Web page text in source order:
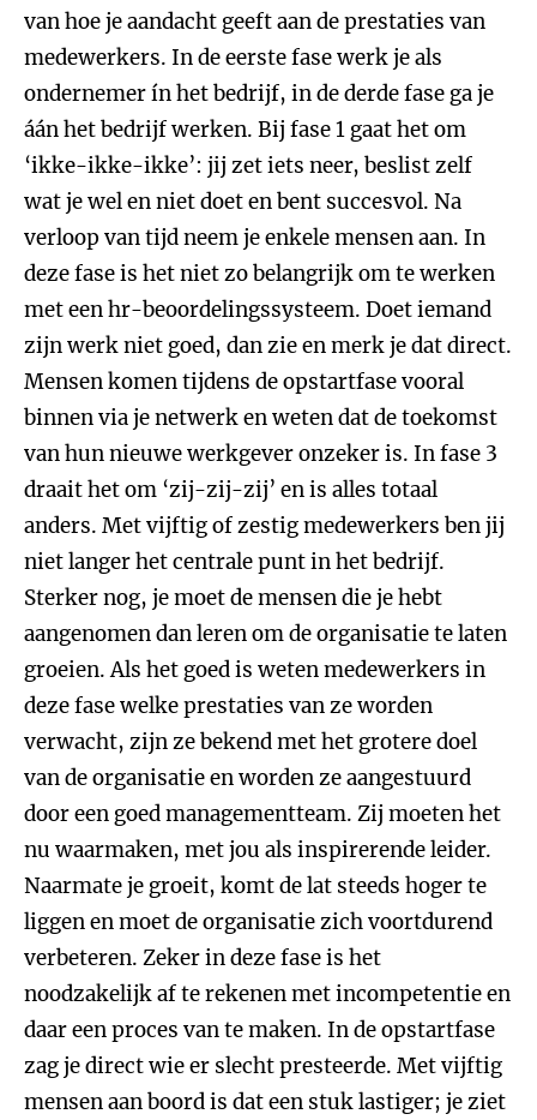
van hoe je aandacht geeft aan de prestaties van
medewerkers. In de eerste fase werk je als
ondernemer ín het bedrijf, in de derde fase ga je
áán het bedrijf werken. Bij fase 1 gaat het om
‘ikke-ikke-ikke’: jij zet iets neer, beslist zelf
wat je wel en niet doet en bent succesvol. Na
verloop van tijd neem je enkele mensen aan. In
deze fase is het niet zo belangrijk om te werken
met een hr-beoordelingssysteem. Doet iemand
zijn werk niet goed, dan zie en merk je dat direct.
Mensen komen tijdens de opstartfase vooral
binnen via je netwerk en weten dat de toekomst
van hun nieuwe werkgever onzeker is. In fase 3
draait het om ‘zij-zij-zij’ en is alles totaal
anders. Met vijftig of zestig medewerkers ben jij
niet langer het centrale punt in het bedrijf.
Sterker nog, je moet de mensen die je hebt
aangenomen dan leren om de organisatie te laten
groeien. Als het goed is weten medewerkers in
deze fase welke prestaties van ze worden
verwacht, zijn ze bekend met het grotere doel
van de organisatie en worden ze aangestuurd
door een goed managementteam. Zij moeten het
nu waarmaken, met jou als inspirerende leider.
Naarmate je groeit, komt de lat steeds hoger te
liggen en moet de organisatie zich voortdurend
verbeteren. Zeker in deze fase is het
noodzakelijk af te rekenen met incompetentie en
daar een proces van te maken. In de opstartfase
zag je direct wie er slecht presteerde. Met vijftig
mensen aan boord is dat een stuk lastiger; je ziet